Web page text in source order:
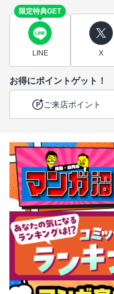
限定特典GET
LINE X
お得にポイントゲット！
ご来店ポイント